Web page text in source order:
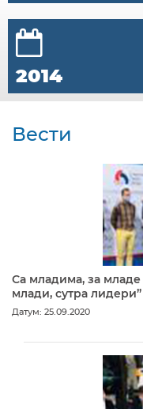
2014
Вести
Са младима, за
млади, сутра лидери”
Датум: 25.09.2020